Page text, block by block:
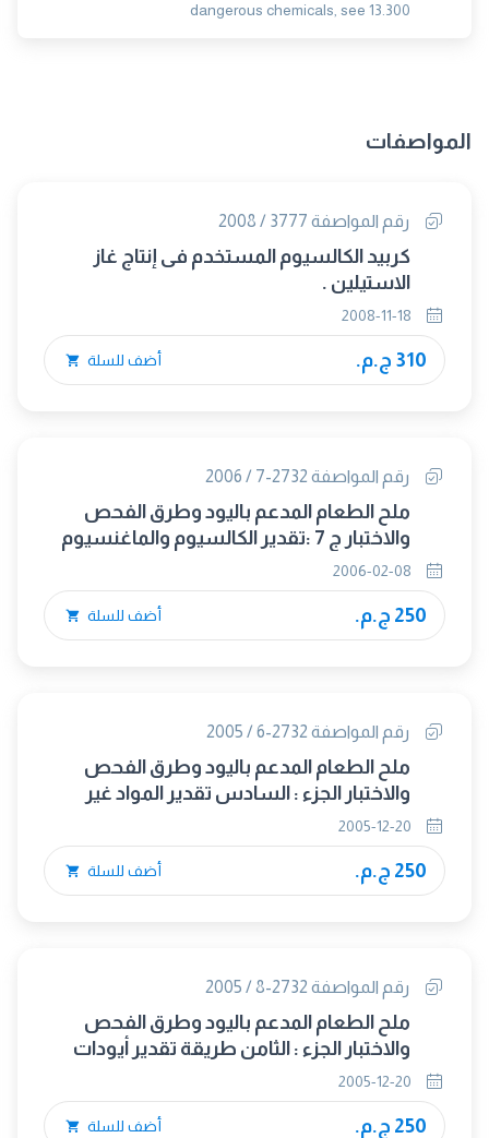
dangerous chemicals, see 13.300
المواصفات
رقم المواصفة 3777 / 2008
كربيد الكالسيوم المستخدم فى إنتاج غاز
الاستيلين .
310 ج.م. أضف للسلة
رقم المواصفة 2732-7 / 2006
ملح الطعام المدعم باليود وطرق الفحص
والاختبار ج 7 :تقدير الكالسيوم والماغنسيوم
250 ج.م. أضف للسلة
رقم المواصفة 2732-6 / 2005
ملح الطعام المدعم باليود وطرق الفحص
والاختبار الجزء : السادس تقدير المواد غير
القابلة للذوبان فى الماء
250 ج.م. أضف للسلة
رقم المواصفة 2732-8 / 2005
ملح الطعام المدعم باليود وطرق الفحص
والاختبار الجزء : الثامن طريقة تقدير أيودات
البوتاسيوم
250 ج.م. أضف للسلة